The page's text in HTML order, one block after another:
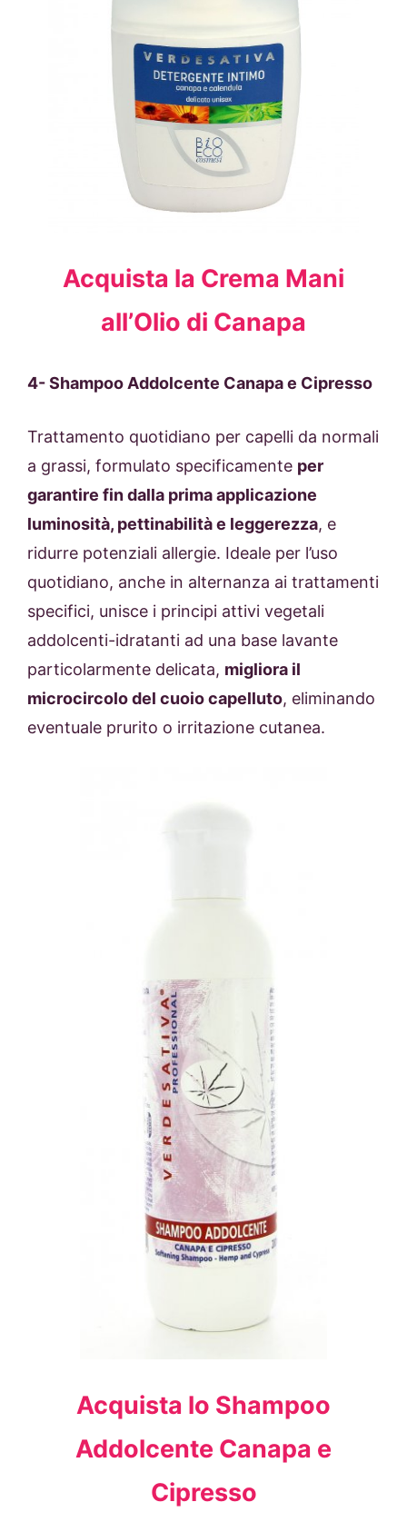
Acquista la Crema Mani
all’Olio di Canapa
4- Shampoo Addolcente Canapa e Cipresso
Trattamento quotidiano per capelli da normali
a grassi, formulato specificamente per
garantire fin dalla prima applicazione
luminosità, pettinabilità e leggerezza, e
ridurre potenziali allergie. Ideale per l’uso
quotidiano, anche in alternanza ai trattamenti
specifici, unisce i principi attivi vegetali
addolcenti-idratanti ad una base lavante
particolarmente delicata, migliora il
microcircolo del cuoio capelluto, eliminando
eventuale prurito o irritazione cutanea.
Acquista lo Shampoo
Addolcente Canapa e
Cipresso